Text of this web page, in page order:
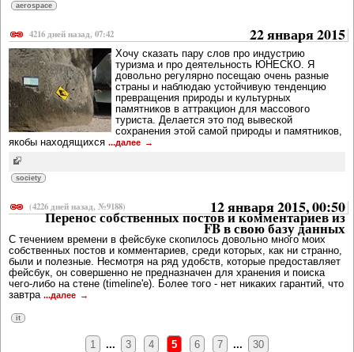
aerospace
4216 дней назад, 07:42 22 января 2015
Хочу сказать пару слов про индустрию
туризма и про деятельность ЮНЕСКО. Я
довольно регулярно посещаю очень разные
страны и наблюдаю устойчивую тенденцию
превращения природы и культурных
памятников в аттракцион для массового
туриста. Делается это под вывеской
сохранения этой самой природы и памятников,
якобы находящихся ...далее
society
12 января 2015, 00:50
(4226 дней назад, №9188)
Перенос собственных постов и комментариев из
FB в свою базу данных
С течением времени в фейсбуке скопилось довольно много моих
собственных постов и комментариев, среди которых, как ни странно,
были и полезные. Несмотря на ряд удобств, которые предоставляет
фейсбук, он совершенно не предназначен для хранения и поиска
чего-либо на стене (timeline'e). Более того - нет никаких гарантий, что
завтра ...далее
it
1 ... 3 4 5 6 7 ... 30